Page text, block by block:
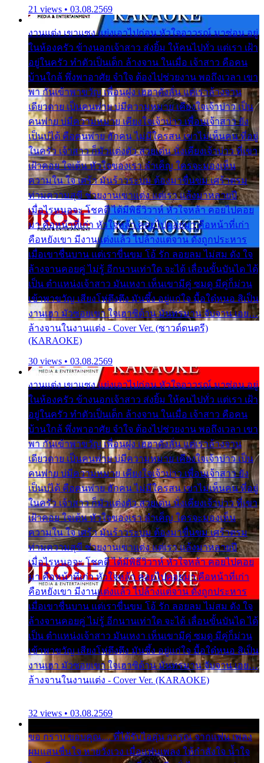
21 views • 03.08.2569
งานแต่ง เขาแซง แย่งเอาไปก่อน หัวใจอาวรณ์ มาซ่อน อยู่
ในห้องครัว ข้างนอกเจ้าสาว ส่งยิ้ม ให้คนไปทั่ว แต่เรา เฝ้า
อยู่ในครัว ทำตัวเป็นเด็ก ล้างจาน ในเมื่อ เจ้าสาว คือคน
บ้านใกล้ พึ่งพาอาศัย จำใจ ต้องไปช่วยงาน พอถึงเวลา เขา
พา กันเข้าพาขวัญ เพื่อนฝูง เฮฮาดังลั่น แต่เราล้างจาน
เดียวดาย เป็นคนพ่าย บ่มีความหมาย เคียงใจเจ้าบ่าว เป็น
คนพ่าย บ่มีความหมาย เคียงใจเจ้าบ่าว เพื่อนเจ้าสาว ยัง
เป็นบ่ได้ คือคนพ่าย ฮักคน ไม่มีใครสน เขาไม่เห็นคน ที่อยู่
ในครัว เจ้าสาว ก็มัวแต่งตัว สวยเด่น นั่งเคียงเจ้าบ่าว ที่เขา
เฝ้าคอย ใจเต้น หัวใจของเรา ลำเค็ญ ใครจะมองเห็น
ความใน ใจ เศร้า มันร้าวระบม ต้องมาขื่นขม เศร้าตรม
ท่ามความสุขี ช่วยงานเขาแต่ง แต่เรา แล้งมาหลายปี
เมื่อไรหนอจะ โชคดี ได้มีพิธีวิวาห์ หัวใจหล้า คอยไปคอย
มา คือหน้าที่เก่า หัวใจหล้า คอยไปคอยมา คือหน้าที่เก่า
คือหยังเขา มีงานแต่งแล้ว ไปล้างแต่จาน ดั่งถูกประหาร
เมื่อเขาชื่นบาน แต่เราขื่นขม โอ้ รัก ลอยลม ไม่สม ดัง ใจ
ล้างจานคอยคู่ ไม่รู้ อีกนานเท่าใด จะได้ เลื่อนขั้นบันได ได้
เป็น ตำแหน่งเจ้าสาว มันเหงา เห็นเขามีคู่ ซมดู มีคู่ก็ม่วน
เข้าพาขวัญ เสียงโห่ตึงตึง มันซึ้ง อยู่แก่ใจ มื้อใด๋หนอ สิเป็น
งานเฮา มัวซอยเขา ใจเฮาซิด้าน มันทรมาน จับจาน เอย…
ล้างจานในงานแต่ง - Cover Ver. (ซาวด์ดนตรี)
(KARAOKE)
30 views • 03.08.2569
งานแต่ง เขาแซง แย่งเอาไปก่อน หัวใจอาวรณ์ มาซ่อน อยู่
ในห้องครัว ข้างนอกเจ้าสาว ส่งยิ้ม ให้คนไปทั่ว แต่เรา เฝ้า
อยู่ในครัว ทำตัวเป็นเด็ก ล้างจาน ในเมื่อ เจ้าสาว คือคน
บ้านใกล้ พึ่งพาอาศัย จำใจ ต้องไปช่วยงาน พอถึงเวลา เขา
พา กันเข้าพาขวัญ เพื่อนฝูง เฮฮาดังลั่น แต่เราล้างจาน
เดียวดาย เป็นคนพ่าย บ่มีความหมาย เคียงใจเจ้าบ่าว เป็น
คนพ่าย บ่มีความหมาย เคียงใจเจ้าบ่าว เพื่อนเจ้าสาว ยัง
เป็นบ่ได้ คือคนพ่าย ฮักคน ไม่มีใครสน เขาไม่เห็นคน ที่อยู่
ในครัว เจ้าสาว ก็มัวแต่งตัว สวยเด่น นั่งเคียงเจ้าบ่าว ที่เขา
เฝ้าคอย ใจเต้น หัวใจของเรา ลำเค็ญ ใครจะมองเห็น
ความใน ใจ เศร้า มันร้าวระบม ต้องมาขื่นขม เศร้าตรม
ท่ามความสุขี ช่วยงานเขาแต่ง แต่เรา แล้งมาหลายปี
เมื่อไรหนอจะ โชคดี ได้มีพิธีวิวาห์ หัวใจหล้า คอยไปคอย
มา คือหน้าที่เก่า หัวใจหล้า คอยไปคอยมา คือหน้าที่เก่า
คือหยังเขา มีงานแต่งแล้ว ไปล้างแต่จาน ดั่งถูกประหาร
เมื่อเขาชื่นบาน แต่เราขื่นขม โอ้ รัก ลอยลม ไม่สม ดัง ใจ
ล้างจานคอยคู่ ไม่รู้ อีกนานเท่าใด จะได้ เลื่อนขั้นบันได ได้
เป็น ตำแหน่งเจ้าสาว มันเหงา เห็นเขามีคู่ ซมดู มีคู่ก็ม่วน
เข้าพาขวัญ เสียงโห่ตึงตึง มันซึ้ง อยู่แก่ใจ มื้อใด๋หนอ สิเป็น
งานเฮา มัวซอยเขา ใจเฮาซิด้าน มันทรมาน จับจาน เอย…
ล้างจานในงานแต่ง - Cover Ver. (KARAOKE)
32 views • 03.08.2569
ขอ กราบ ขอบคุณ.... ที่ได้รับไออุ่น การุณ จากแฟน เพลง
ผมแสนชื่นใจ หายวังเวง เมื่อแฟนเพลง ให้กำลังใจ น้ำใจ